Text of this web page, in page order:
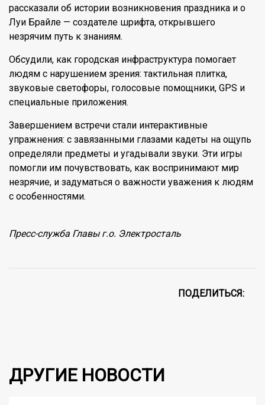
рассказали об истории возникновения праздника и о
Луи Брайле — создателе шрифта, открывшего
незрячим путь к знаниям.
Обсудили, как городская инфраструктура помогает
людям с нарушением зрения: тактильная плитка,
звуковые светофоры, голосовые помощники, GPS и
специальные приложения.
Завершением встречи стали интерактивные
упражнения: с завязанными глазами кадеты на ощупь
определяли предметы и угадывали звуки. Эти игры
помогли им почувствовать, как воспринимают мир
незрячие, и задуматься о важности уважения к людям
с особенностями.
Пресс-служба Главы г.о. Электросталь
ПОДЕЛИТЬСЯ:
ДРУГИЕ НОВОСТИ